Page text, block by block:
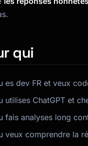
qui
es dev FR et veux
utilises ChatGPT et
fais analyses long
veux comprendre la